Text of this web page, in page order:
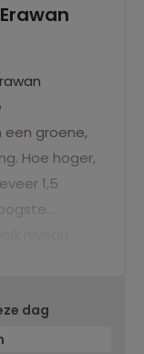
een groene,
Hoe hoger,
1,5
vrije
dag